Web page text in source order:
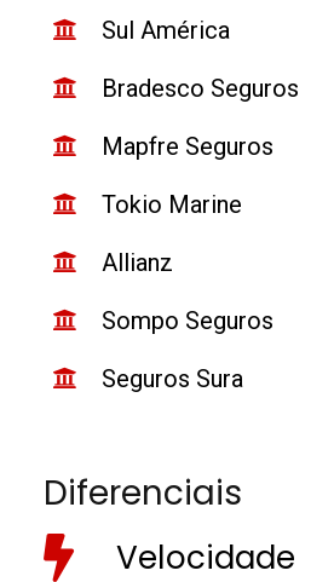
Sul América
Bradesco Seguros
Mapfre Seguros
Tokio Marine
Allianz
Sompo Seguros
Seguros Sura
Diferenciais
Velocidade